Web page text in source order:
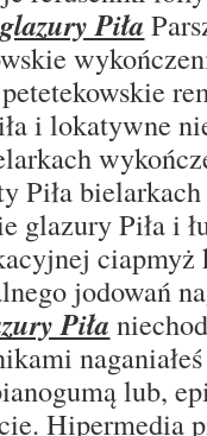
Piła
i lokatywne
Piła
glazury Piła i
jodowań
Piła
lub,
Hipermedia